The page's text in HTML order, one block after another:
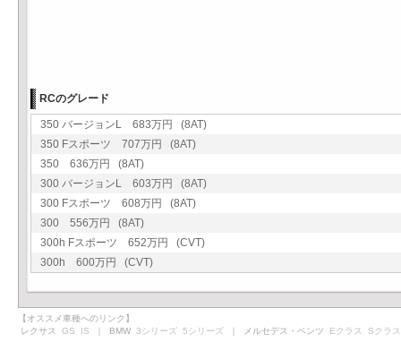
RCのグレード
350 バージョンL 683万円 (8AT)
350 Fスポーツ 707万円 (8AT)
350 636万円 (8AT)
300 バージョンL 603万円 (8AT)
300 Fスポーツ 608万円 (8AT)
300 556万円 (8AT)
300h Fスポーツ 652万円 (CVT)
300h 600万円 (CVT)
【オススメ車種へのリンク】
レクサス GS IS ｜ BMW 3シリーズ 5シリーズ ｜ メルセデス・ベンツ Eクラス Sクラス